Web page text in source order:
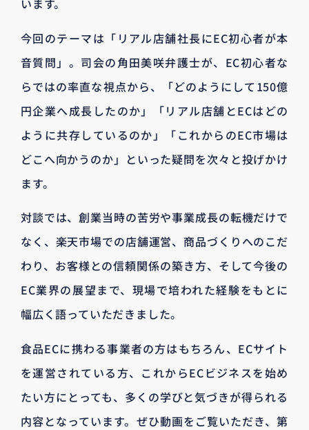
います。
今回のテーマは「リアル店舗社長にEC初心者が本
音質問」。司会の角田美咲弁護士が、EC初心者な
らではの率直な視点から、「どのようにして150億
円企業へ成長したのか」「リアル店舗とECはどの
ように共存しているのか」「これからのEC市場は
どこへ向かうのか」といった疑問を次々と投げかけ
ます。
対談では、創業当時の苦労や事業成長の転機だけで
なく、楽天市場での店舗運営、商品づくりへのこだ
わり、お客様との信頼関係の築き方、そして今後の
EC業界の展望まで、現場で培われた経験をもとに
幅広く語っていただきました。
食品ECに携わる事業者の方はもちろん、ECサイト
を運営されている方、これからECビジネスを始め
たい方にとっても、多くの学びと気づきが得られる
内容となっています。ぜひ動画をご覧いただき、第